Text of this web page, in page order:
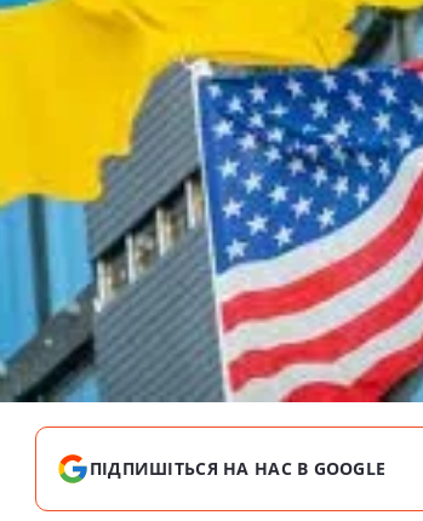
ПІДПИШІТЬСЯ НА НАС В GOOGLE